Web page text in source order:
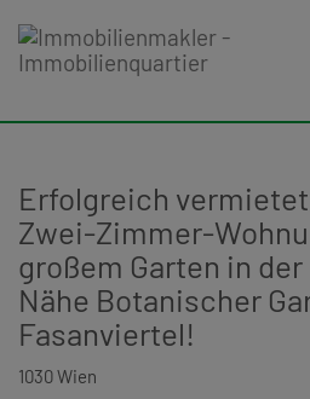
Erfolgreich
Zwei-Zimmer-
großem Garten in
Nähe Botanischer
Fasanviertel!
1030 Wien